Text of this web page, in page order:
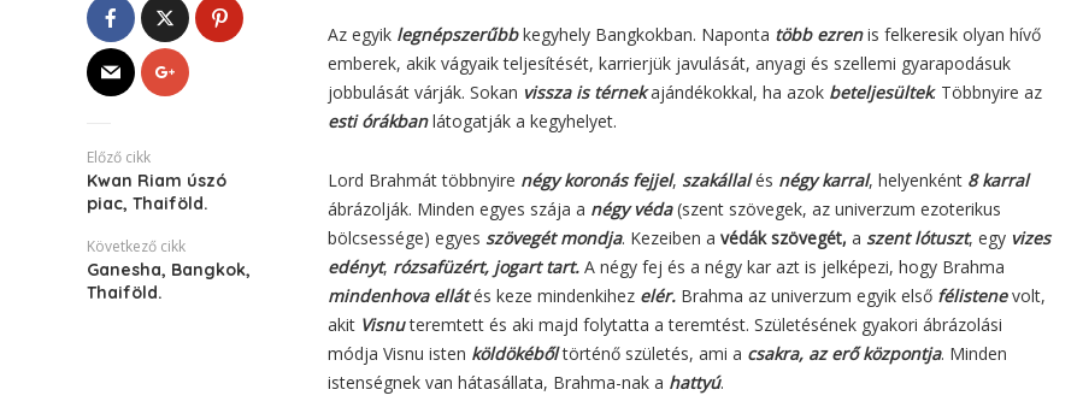
Előző cikk
Kwan Riam úszó
piac, Thaiföld.
Következő cikk
Ganesha, Bangkok,
Thaiföld.
Az egyik legnépszerűbbkegyhely Bangkokban. Naponta több ezrenis felkeresik olyan hívő
emberek, akik vágyaik teljesítését, karrierjük javulását, anyagi és szellemi gyarapodásuk
jobbulását várják. Sokan vissza is térnekajándékokkal, ha azok beteljesültek. Többnyire az
esti órákbanlátogatják a kegyhelyet.
Lord Brahmát többnyire négy koronás fejjel, szakállalés négy karral, helyenként 8 karral
ábrázolják. Minden egyes szája a négy véda(szent szövegek, az univerzum ezoterikus
bölcsessége) egyes szövegét mondja. Kezeiben a védák szövegét, a szent lótuszt, egy vizes
edényt, rózsafüzért, jogart tart. A négy fej és a négy kar azt is jelképezi, hogy Brahma
mindenhova ellátés keze mindenkihez elér. Brahma az univerzum egyik első félistenevolt,
akit Visnuteremtett és aki majd folytatta a teremtést. Születésének gyakori ábrázolási
módja Visnu isten köldökébőltörténő születés, ami a csakra, az erő központja. Minden
istenségnek van hátasállata, Brahma-nak a hattyú.